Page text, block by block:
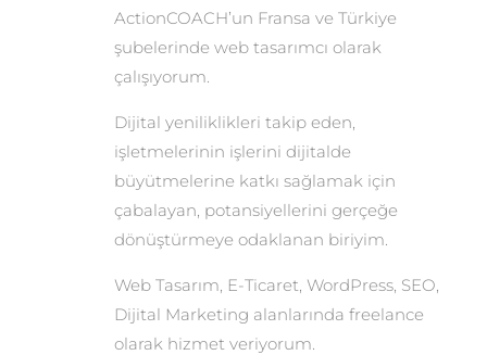
ActionCOACH’un Fransa ve Türkiye
şubelerinde web tasarımcı olarak
çalışıyorum.
Dijital yeniliklikleri takip eden,
işletmelerinin işlerini dijitalde
büyütmelerine katkı sağlamak için
çabalayan, potansiyellerini gerçeğe
dönüştürmeye odaklanan biriyim.
Web Tasarım, E-Ticaret, WordPress, SEO,
Dijital Marketing alanlarında freelance
olarak hizmet veriyorum.